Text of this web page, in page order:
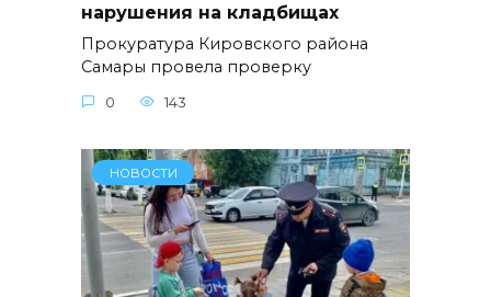
нарушения на кладбищах
Прокуратура Кировского района
Самары провела проверку
0 143
НОВОСТИ